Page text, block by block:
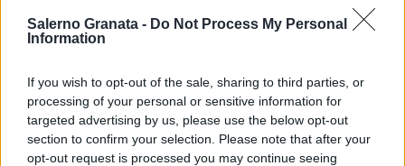
Salerno Granata - Do Not Process My Personal
Information
If you wish to opt-out of the sale, sharing to third parties, or
processing of your personal or sensitive information for
targeted advertising by us, please use the below opt-out
section to confirm your selection. Please note that after your
opt-out request is processed you may continue seeing